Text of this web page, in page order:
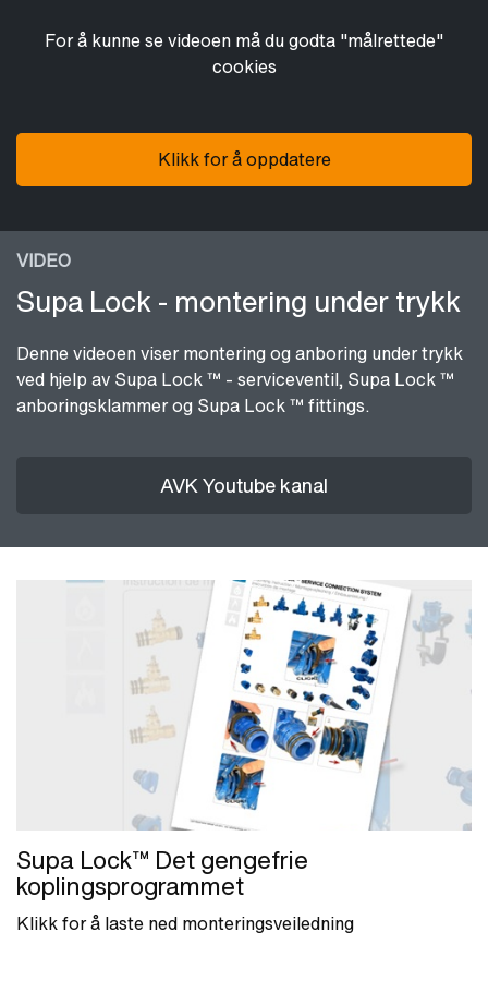
For å kunne se videoen må du godta "målrettede"
cookies
Klikk for å oppdatere
VIDEO
Supa Lock - montering under trykk
Denne videoen viser montering og anboring under trykk
ved hjelp av Supa Lock ™ - serviceventil, Supa Lock ™
anboringsklammer og Supa Lock ™ fittings.
AVK Youtube kanal
Supa Lock™ Det gengefrie
koplingsprogrammet
Klikk for å laste ned monteringsveiledning